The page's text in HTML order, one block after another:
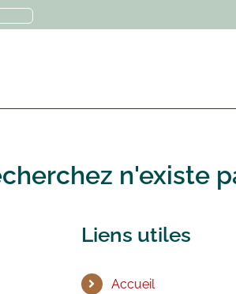
n'existe
Liens utiles
Accueil